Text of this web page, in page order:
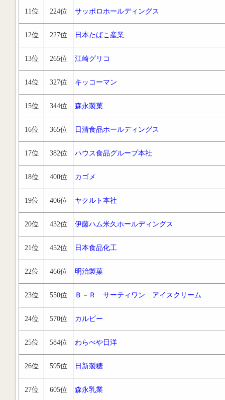
11位 224位 サッポロホールディングス
12位 227位 日本たばこ産業
13位 265位 江崎グリコ
14位 327位 キッコーマン
15位 344位 森永製菓
16位 365位 日清食品ホールディングス
17位 382位 ハウス食品グループ本社
18位 400位 カゴメ
19位 406位 ヤクルト本社
20位 432位 伊藤ハム米久ホールディングス
21位 452位 日本食品化工
22位 466位 明治製菓
23位 550位 Ｂ－Ｒ サーティワン アイスクリーム
24位 570位 カルビー
25位 584位 わらべや日洋
26位 595位 日新製糖
27位 605位 森永乳業